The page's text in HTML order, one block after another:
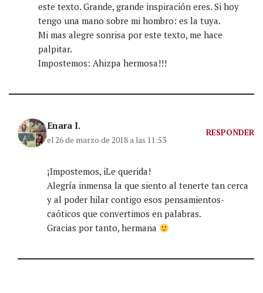
este texto. Grande, grande inspiración eres. Si hoy
tengo una mano sobre mi hombro: es la tuya.
Mi mas alegre sonrisa por este texto, me hace
palpitar.
Impostemos: Ahizpa hermosa!!!
Enara I.
el 26 de marzo de 2018 a las 11:53
RESPONDER
¡Impostemos, iLe querida!
Alegría inmensa la que siento al tenerte tan cerca
y al poder hilar contigo esos pensamientos-
caóticos que convertimos en palabras.
Gracias por tanto, hermana